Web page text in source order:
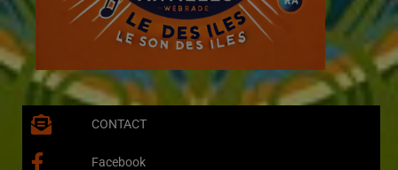
CONTACT
Facebook